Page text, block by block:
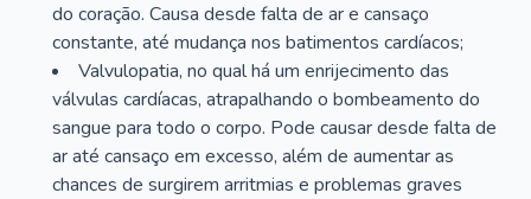
do coração. Causa desde falta de ar e cansaço
constante, até mudança nos batimentos cardíacos;
Valvulopatia, no qual há um enrijecimento das
válvulas cardíacas, atrapalhando o bombeamento do
sangue para todo o corpo. Pode causar desde falta de
ar até cansaço em excesso, além de aumentar as
chances de surgirem arritmias e problemas graves